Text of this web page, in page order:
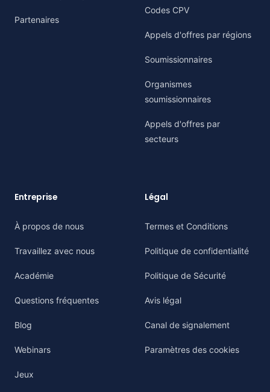
Partenaires
Codes CPV
Appels d'offres par régions
Soumissionnaires
Organismes
soumissionnaires
Appels d'offres par
secteurs
Entreprise
À propos de nous
Travaillez avec nous
Académie
Questions fréquentes
Blog
Webinars
Jeux
Légal
Termes et Conditions
Politique de confidentialité
Politique de Sécurité
Avis légal
Canal de signalement
Paramètres des cookies